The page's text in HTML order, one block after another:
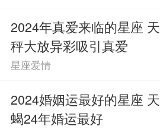
2024年真爱来临的星座 天
秤大放异彩吸引真爱
星座爱情
2024婚姻运最好的星座 天
蝎24年婚运最好